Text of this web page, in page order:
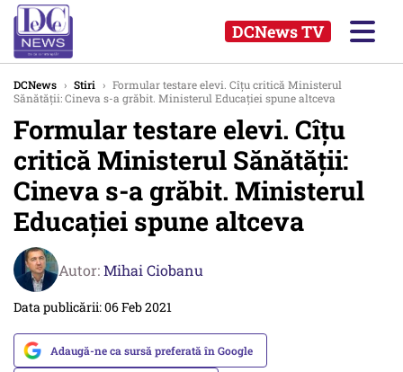
DCNews TV
DCNews › Stiri › Formular testare elevi. Cîţu critică Ministerul
Sănătăţii: Cineva s-a grăbit. Ministerul Educaţiei spune altceva
Formular testare elevi. Cîţu
critică Ministerul Sănătăţii:
Cineva s-a grăbit. Ministerul
Educaţiei spune altceva
Autor:Mihai Ciobanu
Data publicării: 06 Feb 2021
Adaugă-ne ca sursă preferată în Google